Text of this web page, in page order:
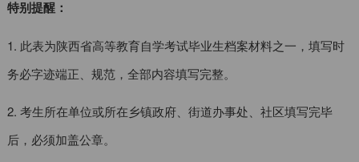
特别提醒：
1. 此表为陕西省高等教育自学考试毕业生档案材料之一，填写时
务必字迹端正、规范，全部内容填写完整。
2. 考生所在单位或所在乡镇政府、街道办事处、社区填写完毕
后，必须加盖公章。